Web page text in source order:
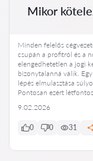
Mikor
Minden felelős
csupán a profitról és a
elengedhetetlen a jogi
bizonytalanná válik.
lépés elmulasztása
Pontosan ezért
9.02.2026
0 0 31